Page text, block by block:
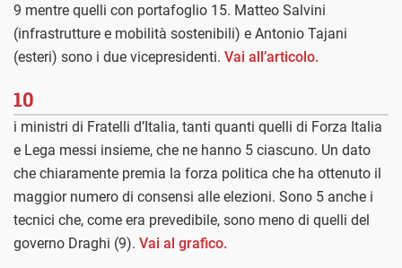
9 mentre quelli con portafoglio 15. Matteo Salvini
(infrastrutture e mobilità sostenibili) e Antonio Tajani
(esteri) sono i due vicepresidenti. Vai all’articolo.
10
i ministri di Fratelli d’Italia, tanti quanti quelli di Forza Italia
e Lega messi insieme, che ne hanno 5 ciascuno. Un dato
che chiaramente premia la forza politica che ha ottenuto il
maggior numero di consensi alle elezioni. Sono 5 anche i
tecnici che, come era prevedibile, sono meno di quelli del
governo Draghi (9). Vai al grafico.